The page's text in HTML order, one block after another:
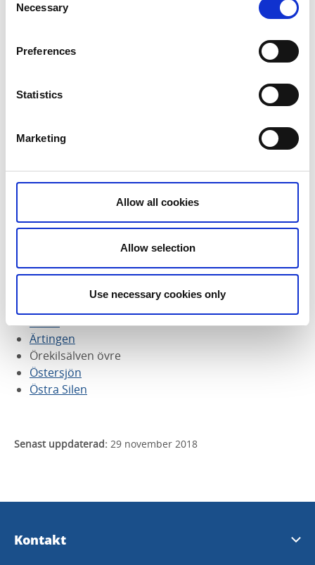
Selection
Necessary
Preferences
Statistics
Marketing
Allow all cookies
Allow selection
Use necessary cookies only
Laxsjön
Lysetjärn
Nedre Upperudsälven
Näsölen
Ramsbytjärn
Råvarpen
Sågtjärn
Vångsjön
Västra Silen
Ärran
Ärtingen
Örekilsälven övre
Östersjön
Östra Silen
Senast uppdaterad: 29 november 2018
Kontakt